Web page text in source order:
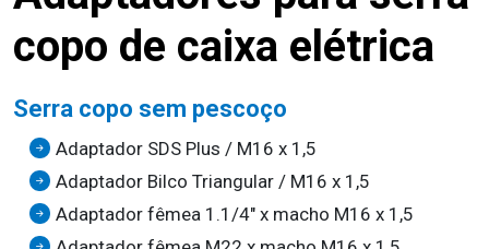
copo de caixa elétrica
Serra copo sem pescoço
Adaptador SDS Plus / M16 x 1,5
Adaptador Bilco Triangular / M16 x 1,5
Adaptador fêmea 1.1/4" x macho M16 x 1,5